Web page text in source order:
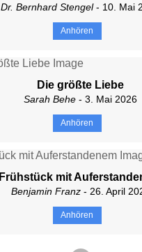
Dr. Bernhard Stengel- 10. Mai
Anhören
Die größte Liebe
Sarah Behe - 3. Mai 2026
Anhören
Frühstück mit
Benjamin Franz- 26. April
Anhören